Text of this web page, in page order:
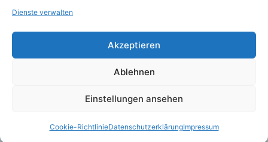
Dienste verwalten
Akzeptieren
Ablehnen
Einstellungen ansehen
Cookie-RichtlinieDatenschutzerklärungImpressum
© 2026 Weingärtner IT Services